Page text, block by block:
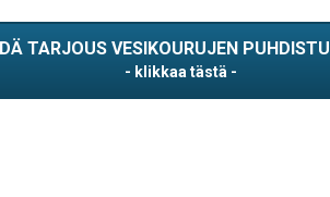
TARJOUS VESIKOURUJEN